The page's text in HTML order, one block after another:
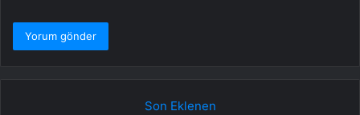
Son Eklenen